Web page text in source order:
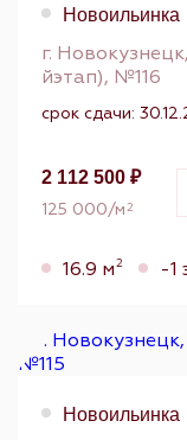
Новоильинка
г.
йэтап), №116
срок сдачи:
2 112 500 ₽
125 000/м2
16.9 м2 -1
Новоильинка